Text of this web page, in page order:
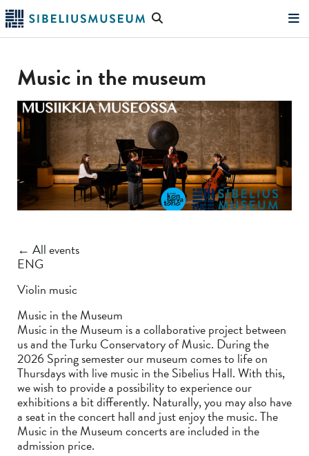
Skip
to
main
Search
Music in the museum
← All events
ENG
Violin music
Music in the Museum
Music in the Museum is a collaborative project between
us and the Turku Conservatory of Music. During the
2026 Spring semester our museum comes to life on
Thursdays with live music in the Sibelius Hall. With this,
we wish to provide a possibility to experience our
exhibitions a bit differently. Naturally, you may also have
a seat in the concert hall and just enjoy the music. The
Music in the Museum concerts are included in the
admission price.